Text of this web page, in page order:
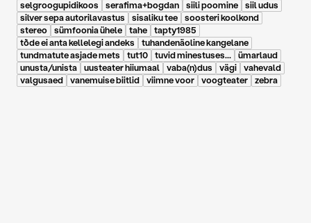
selgroogupidikoos
serafima+bogdan siili poomine
siil udus
silver sepa autorilavastus
sisaliku tee
soosteri koolkond
stereo
sümfoonia ühele tahe
tapty1985
tõde ei anta kellelegi andeks
tuhandenäoline kangelane
tundmatute asjade mets
tut10 tuvid minestuses...
ümarlaud
unusta/unista
uusteater hiiumaal vaba(n)dus vägi
vahevald
valgusaed
vanemuise biitlid viimne voor voogteater zebra